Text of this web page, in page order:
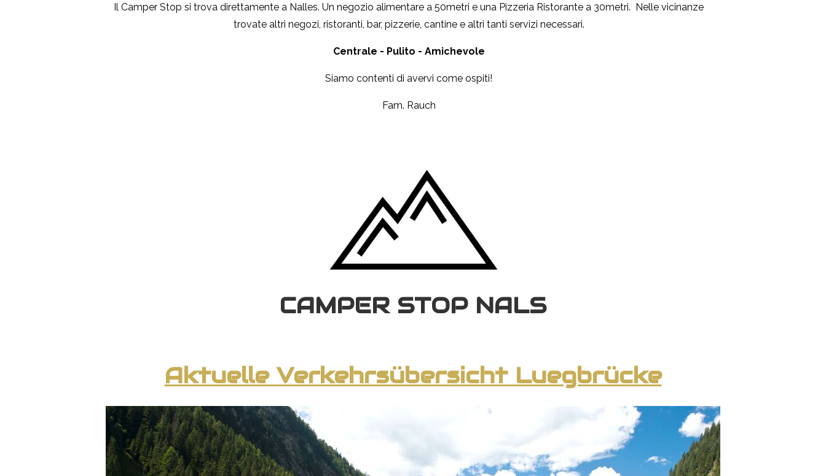
Il Camper Stop si trova direttamente a Nalles. Un negozio alimentare a 50metri e una Pizzeria Ristorante a 30metri. Nelle vicinanze
trovate altri negozi, ristoranti, bar, pizzerie, cantine e altri tanti servizi necessari.
Centrale - Pulito - Amichevole
Siamo contenti di avervi come ospiti!
Fam. Rauch
CAMPER STOP NALS
Aktuelle Verkehrsübersicht Luegbrücke